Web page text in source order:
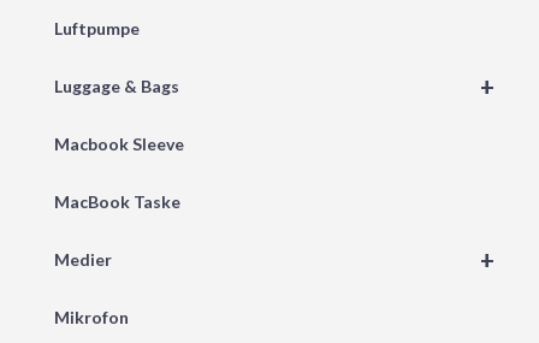
Luftpumpe
+
Luggage & Bags
Macbook Sleeve
MacBook Taske
+
Medier
Mikrofon